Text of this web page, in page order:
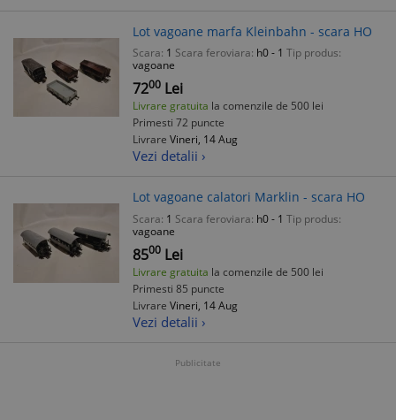
Lot vagoane marfa Kleinbahn - scara HO
Scara: 1 Scara feroviara: h0 - 1 Tip produs:
vagoane
7200 Lei
Livrare gratuita la comenzile de 500 lei
Primesti 72 puncte
Livrare Vineri, 14 Aug
Vezi detalii ›
Lot vagoane calatori Marklin - scara HO
Scara: 1 Scara feroviara: h0 - 1 Tip produs:
vagoane
8500 Lei
Livrare gratuita la comenzile de 500 lei
Primesti 85 puncte
Livrare Vineri, 14 Aug
Vezi detalii ›
Publicitate